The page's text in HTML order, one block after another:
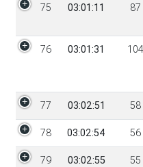
75 03:01:11 87
76 03:01:31 104
77 03:02:51 58
78 03:02:54 56
79 03:02:55 55